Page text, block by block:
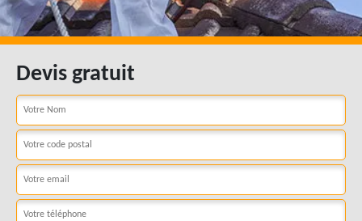
Devis gratuit